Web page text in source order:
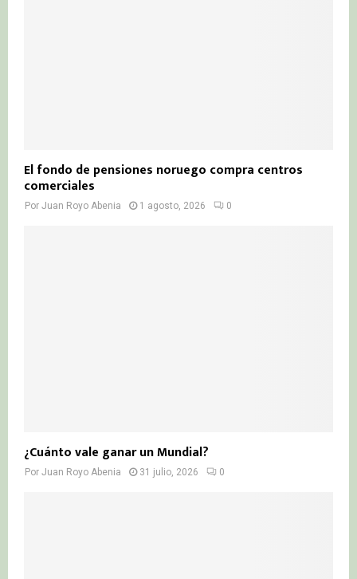
El fondo de pensiones noruego compra centros
comerciales
Por Juan Royo Abenia 1 agosto, 2026 0
¿Cuánto vale ganar un Mundial?
Por Juan Royo Abenia 31 julio, 2026 0